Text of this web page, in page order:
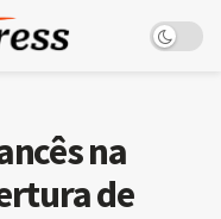
na
de